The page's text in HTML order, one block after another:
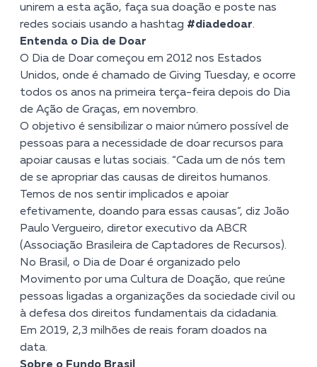
unirem a esta ação, faça sua doação e poste nas
redes sociais usando a hashtag #diadedoar.
Entenda o Dia de Doar
O Dia de Doar começou em 2012 nos Estados
Unidos, onde é chamado de Giving Tuesday, e ocorre
todos os anos na primeira terça-feira depois do Dia
de Ação de Graças, em novembro.
O objetivo é sensibilizar o maior número possível de
pessoas para a necessidade de doar recursos para
apoiar causas e lutas sociais. “Cada um de nós tem
de se apropriar das causas de direitos humanos.
Temos de nos sentir implicados e apoiar
efetivamente, doando para essas causas”, diz João
Paulo Vergueiro, diretor executivo da ABCR
(Associação Brasileira de Captadores de Recursos).
No Brasil, o Dia de Doar é organizado pelo
Movimento por uma Cultura de Doação, que reúne
pessoas ligadas a organizações da sociedade civil ou
à defesa dos direitos fundamentais da cidadania.
Em 2019, 2,3 milhões de reais foram doados na
data.
Sobre o Fundo Brasil